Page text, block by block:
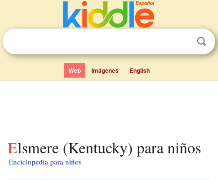
Web Imágenes English
Elsmere (Kentucky) para niños
Enciclopedia para niños